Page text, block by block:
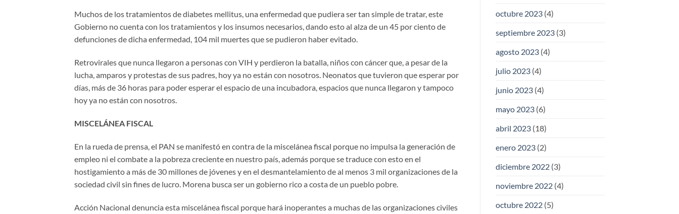
Muchos de los tratamientos de diabetes mellitus, una enfermedad que pudiera ser tan simple de tratar, este
Gobierno no cuenta con los tratamientos y los insumos necesarios, dando esto al alza de un 45 por ciento de
defunciones de dicha enfermedad, 104 mil muertes que se pudieron haber evitado.
Retrovirales que nunca llegaron a personas con VIH y perdieron la batalla, niños con cáncer que, a pesar de la
lucha, amparos y protestas de sus padres, hoy ya no están con nosotros. Neonatos que tuvieron que esperar por
días, más de 36 horas para poder esperar el espacio de una incubadora, espacios que nunca llegaron y tampoco
hoy ya no están con nosotros.
MISCELÁNEA FISCAL
En la rueda de prensa, el PAN se manifestó en contra de la miscelánea fiscal porque no impulsa la generación de
empleo ni el combate a la pobreza creciente en nuestro país, además porque se traduce con esto en el
hostigamiento a más de 30 millones de jóvenes y en el desmantelamiento de al menos 3 mil organizaciones de la
sociedad civil sin fines de lucro. Morena busca ser un gobierno rico a costa de un pueblo pobre.
Acción Nacional denuncia esta miscelánea fiscal porque hará inoperantes a muchas de las organizaciones civiles
octubre 2023(4)
septiembre 2023(3)
agosto 2023(4)
julio 2023(4)
junio 2023(4)
mayo 2023(6)
abril 2023(18)
enero 2023(2)
diciembre 2022(3)
noviembre 2022(4)
octubre 2022(5)